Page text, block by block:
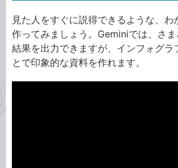
見た人をすぐに説得できるような、わ
作ってみましょう。Geminiでは、さ
結果を出力できますが、インフォグラ
とで印象的な資料を作れます。